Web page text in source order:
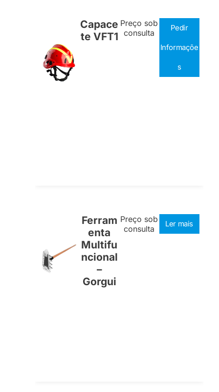
Capace
te VFT1
Preço sob
consulta
Pedir
Informaçõe
s
Ferram
enta
Multifu
ncional
–
Gorgui
Preço sob
consulta
Ler mais